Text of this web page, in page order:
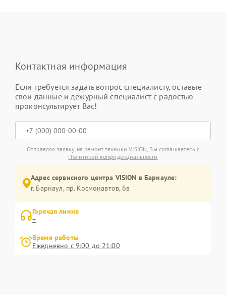
Контактная информация
Если требуется задать вопрос специалисту, оставьте
свои данные и дежурный специалист с радостью
проконсультирует Вас!
Отправляя заявку на ремонт техники VISION, Вы соглашаетесь с
Политикой конфиденциальности
Адрес сервисного центра VISION в Барнауле:
г. Барнаул, ​пр. Космонавтов, 6в
Горячая линия
+
Время работы
Ежедневно с 9:00 до 21:00